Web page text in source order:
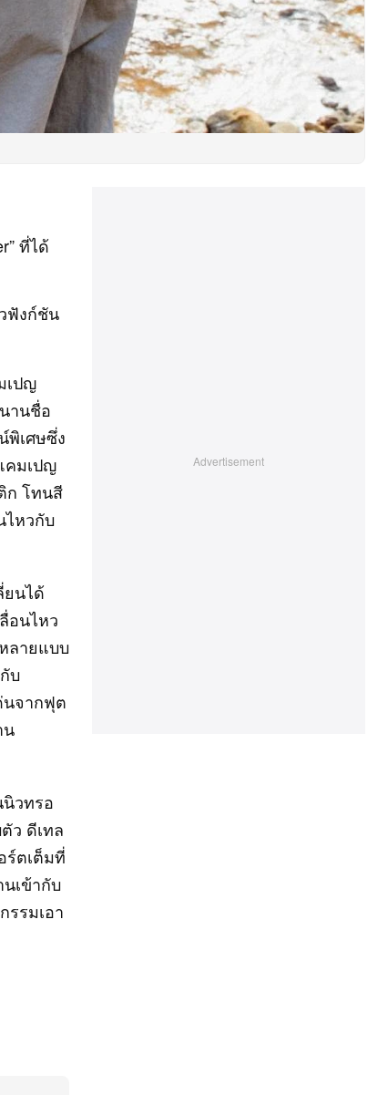
ที่ได้
ฟังก์ชัน
เปญ
านชื่อ
พิเศษซึ่ง
คมเปญ
ก โทนสี
ไหวกับ
ยนได้
อนไหว
ลายแบบ
บ
นจากฟุต
น
วทรอ
ว ดีเทล
ร์ตเต็มที่
เข้ากับ
รรมเอา